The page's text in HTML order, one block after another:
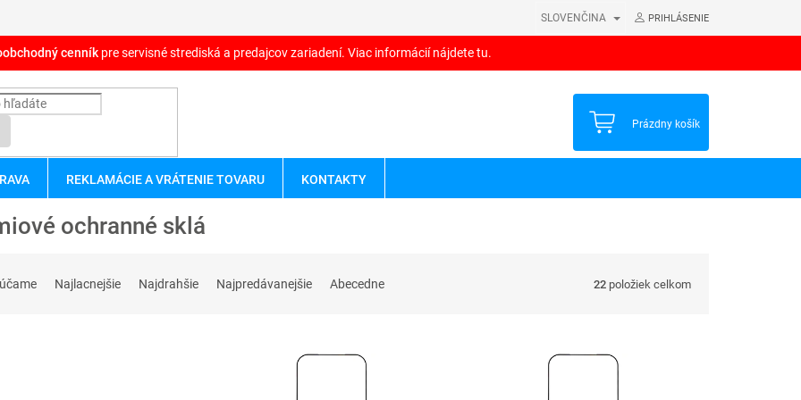
SLOVENČINA PRIHLÁSENIE
cenník pre servisné strediská a predajcov zariadení. Viac informácií nájdete tu.
NÁKUPNÝ
Prázdny košík
REKLAMÁCIE A VRÁTENIE TOVARU KONTAKTY
ochranné sklá
Najlacnejšie Najdrahšie Najpredávanejšie Abecedne 22 položiek celkom